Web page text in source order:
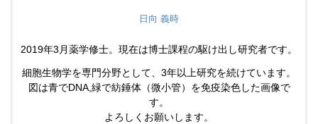
日向 義時
2019年3月薬学修士。現在は博士課程の駆け出し研究者です。
細胞生物学を専門分野として、3年以上研究を続けています。
図は青でDNA,緑で紡錘体（微小管）を免疫染色した画像で
す。
よろしくお願いします。